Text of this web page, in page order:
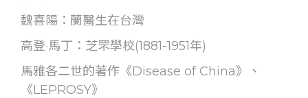
魏喜陽：蘭醫生在台灣
高登·馬丁：芝罘學校(1881-1951年)
馬雅各二世的著作《Disease of China》、
《LEPROSY》